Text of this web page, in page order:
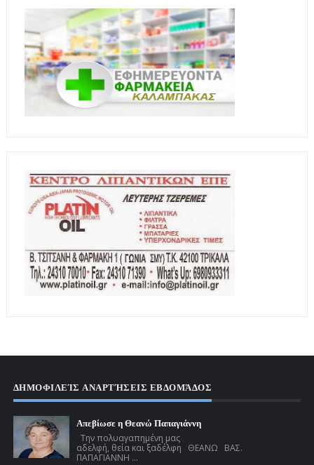
ΔΗΜΟΦΙΛΕΊΣ ΑΝΑΡΤΉΣΕΙΣ ΕΒΔΟΜΆΔΟΣ
Απεβίωσε η Θεανώ Παπαγιάννη
Την πολυαγαπημένη μας
αδελφή, θεία και ξαδέλφη ΘΕΑΝΩ ΒΑΣ.
ΠΑΠΑΓΙΑΝΝΗ ...